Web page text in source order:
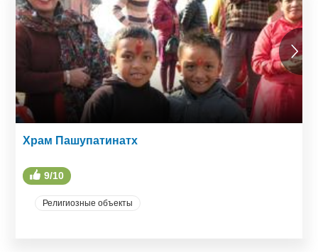
Храм Пашупатинатх
9/10
Религиозные объекты